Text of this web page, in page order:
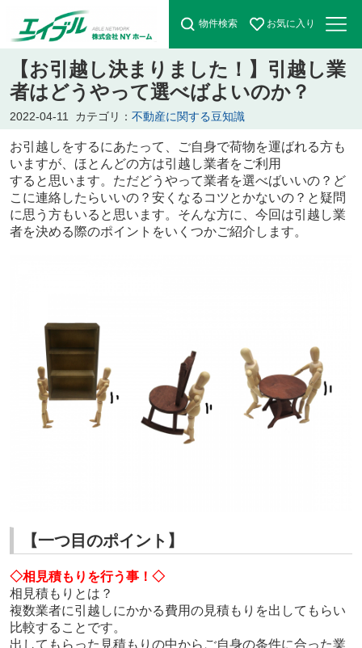
物件検索 お気に入り
【お引越し決まりました！】引越し業
者はどうやって選べばよいのか？
2022-04-11 カテゴリ： 不動産に関する豆知識
お引越しをするにあたって、ご自身で荷物を運ばれる方も
いますが、ほとんどの方は引越し業者をご利用
すると思います。ただどうやって業者を選べばいいの？ど
こに連絡したらいいの？安くなるコツとかないの？と疑問
に思う方もいると思います。そんな方に、今回は引越し業
者を決める際のポイントをいくつかご紹介します。
【一つ目のポイント】
◇相見積もりを行う事！◇
相見積もりとは？
複数業者に引越しにかかる費用の見積もりを出してもらい
比較することです。
出してもらった見積もりの中からご自身の条件に合った業